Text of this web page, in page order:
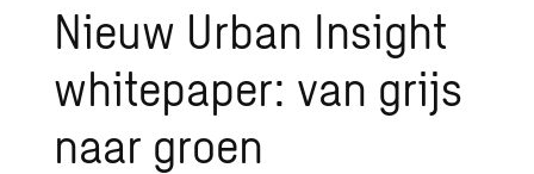
Nieuw Urban Insight
whitepaper: van grijs
naar groen